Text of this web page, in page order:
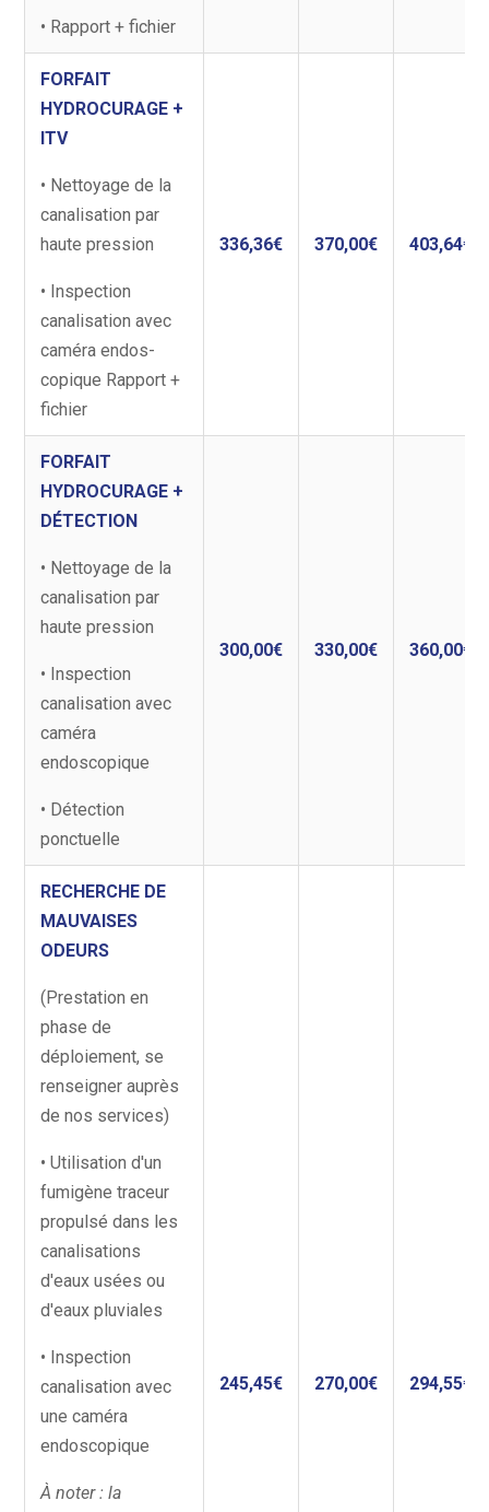
• Rapport + fichier
FORFAIT
HYDROCURAGE +
ITV
• Nettoyage de la
canalisation par
haute pression
• Inspection
canalisation avec
caméra endos-
copique Rapport +
fichier
336,36€ 370,00€ 403,64€
FORFAIT
HYDROCURAGE +
DÉTECTION
• Nettoyage de la
canalisation par
haute pression
• Inspection
canalisation avec
caméra
endoscopique
• Détection
ponctuelle
300,00€ 330,00€ 360,00€
RECHERCHE DE
MAUVAISES
ODEURS
(Prestation en
phase de
déploiement, se
renseigner auprès
de nos services)
• Utilisation d'un
fumigène traceur
propulsé dans les
canalisations
d'eaux usées ou
d'eaux pluviales
• Inspection
canalisation avec
une caméra
endoscopique
À noter : la
245,45€ 270,00€ 294,55€